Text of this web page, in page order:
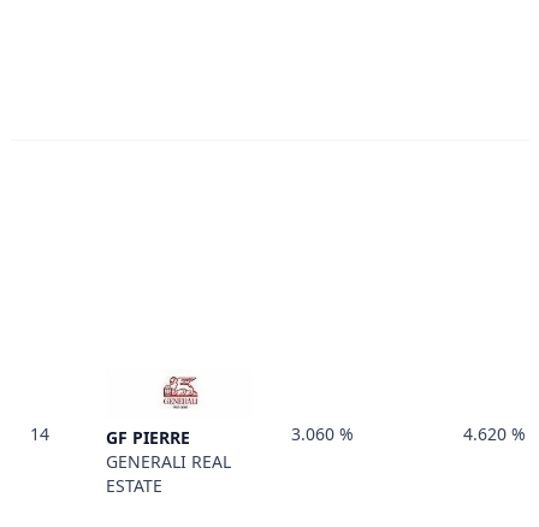
14
GF PIERRE
GENERALI REAL
ESTATE
3.060 % 4.620 %